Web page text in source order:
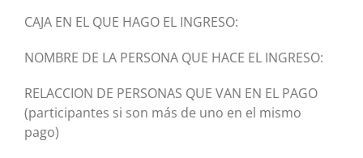
CAJA EN EL QUE HAGO EL INGRESO:
NOMBRE DE LA PERSONA QUE HACE EL INGRESO:
RELACCION DE PERSONAS QUE VAN EN EL PAGO
(participantes si son más de uno en el mismo
pago)